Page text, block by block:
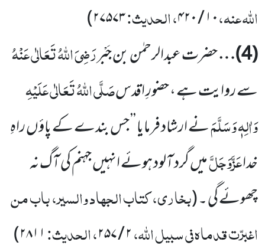
اللہ عنہ،۱۰/۴۲۰، الحدیث:۲۷۵۷۳)
(
4
)…حضرت عبدالرحمٰن بن جَبْررَضِیَ اللہُ تَعَالٰی عَنْہُ
سے روایت ہے ، حضورِ اقدسصَلَّی اللہُ تَعَالٰی عَلَیْہِ
وَاٰلِہٖ وَسَلَّمَنے ارشادفرمایا ’’ جس بندے کے پاؤں راہِ
خداعَزَّوَجَلَّمیں گرد آلود ہوئے انہیں جہنم کی آگ نہ
چھوئے گی ۔(بخاری، کتاب الجہاد والسیر، باب من
اغبرّت قدماہ فی سبیل اللہ،۲/۲۵۷، الحدیث:۲۸۱۱)